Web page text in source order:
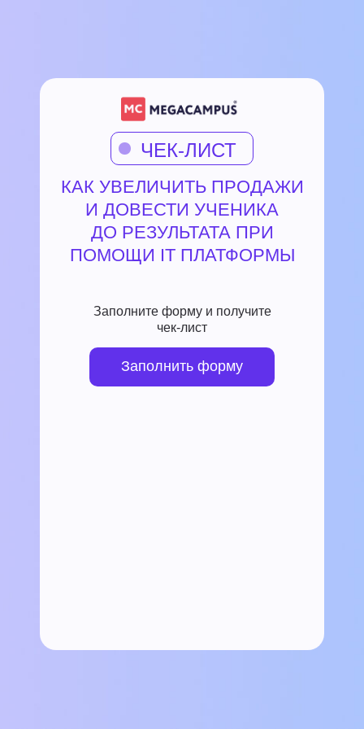
КАК УВЕЛИЧИТЬ ПРОДАЖИ
И ДОВЕСТИ УЧЕНИКА
ДО РЕЗУЛЬТАТА ПРИ
ПОМОЩИ IT ПЛАТФОРМЫ
Заполните форму и получите
чек-лист
ЧЕК-ЛИСТ
Заполнить форму